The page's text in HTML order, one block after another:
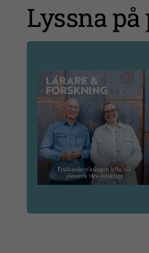
Lyssna